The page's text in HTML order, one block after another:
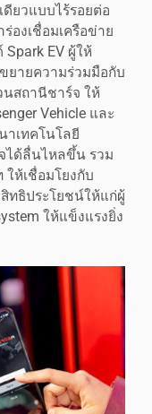
ยวแบบไร้รอยต่อ
องเชื่อมเครือข่าย
Spark EV ผู้ให้
ยายความร่วมมือกับ
สถานีชาร์จ ให้
Vehicle และ
าเทคโนโลยี
ได้ลื่นไหลขึ้น รวม
ห้เชื่อมโยงกับ
ทธิประโยชน์ให้แก่ผู้
ให้แข็งแรงยิ่ง